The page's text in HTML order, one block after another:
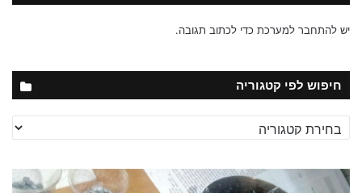
יש להתחבר למערכת כדי לכתוב תגובה.
חיפוש לפי קטגוריה
לפי